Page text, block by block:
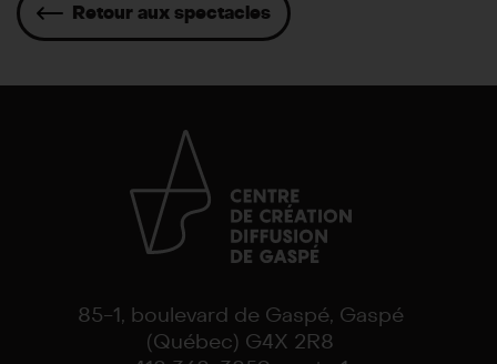
Retour aux spectacles
85-1, boulevard de Gaspé, Gaspé
(Québec) G4X 2R8